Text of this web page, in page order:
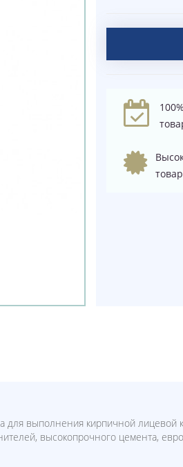
для выполнения кирпичной
высокопрочного цемента,